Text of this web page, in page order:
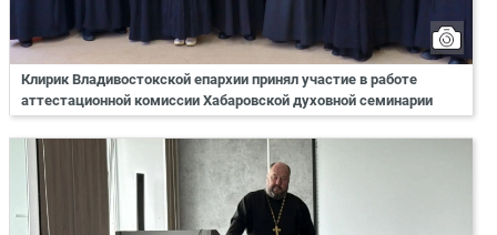
Клирик Владивостокской епархии принял участие в работе
аттестационной комиссии Хабаровской духовной семинарии